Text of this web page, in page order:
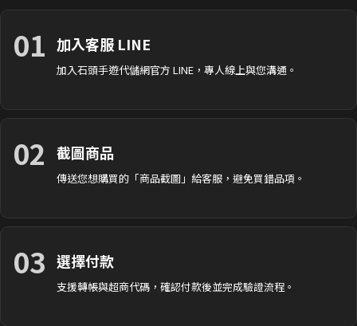
01 加入客服 LINE
加入石頭手遊代儲網官方 LINE，專人線上與您溝通。
02 截圖商品
傳送您想購買的「商品截圖」給客服，避免買錯品項。
03 選擇付款
支援轉帳與超商代碼，確認付款後並完成驗證流程。